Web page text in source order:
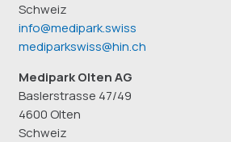
Schweiz
info@medipark.swiss
mediparkswiss@hin.ch
Medipark Olten AG
Baslerstrasse 47/49
4600 Olten
Schweiz